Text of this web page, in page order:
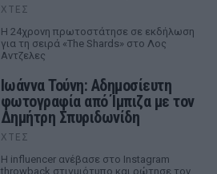
ΧΤΕΣ
Η 24χρονη πρωτοστάτησε σε εκδήλωση
για τη σειρά «The Shards» στο Λος
Αντζελες
Ιωάννα Τούνη: Αδημοσίευτη
φωτογραφία από Ίμπιζα με τον
Δημήτρη Σπυριδωνίδη
ΧΤΕΣ
Η influencer ανέβασε στο Instagram
throwback στιγμιότυπο και ρώτησε τον